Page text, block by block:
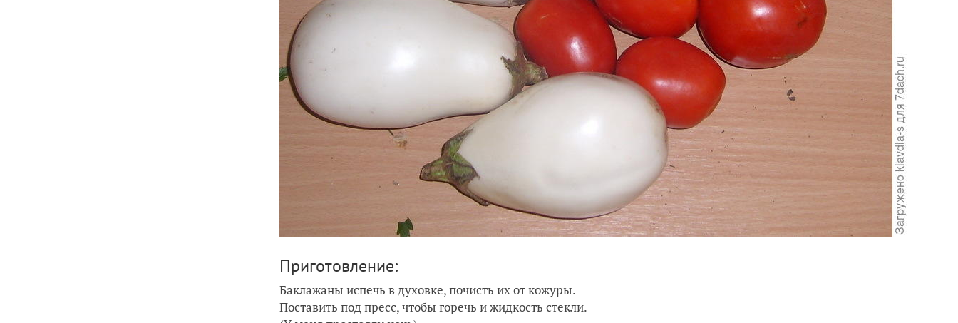
Приготовление:
Баклажаны испечь в духовке, почисть их от кожуры.
Поставить под пресс, чтобы горечь и жидкость стекли.